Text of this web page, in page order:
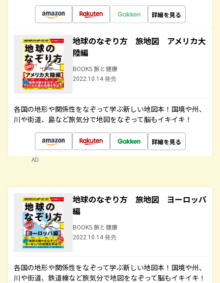
詳細を見る
地球のなぞり方 旅地図 アメリカ大
陸編
BOOKS 旅と健康
2022.10.14 発売
各国の地形や関係性をなぞって学ぶ新しい地図本！国境や州、
川や街道、島など旅気分で地図をなぞって脳もイキイキ！
詳細を見る
AD
地球のなぞり方 旅地図 ヨーロッパ
編
BOOKS 旅と健康
2022.10.14 発売
各国の地形や関係性をなぞって学ぶ新しい地図本！国境や州、
川や街道、鉄道線など旅気分で地図をなぞって脳もイキイキ！